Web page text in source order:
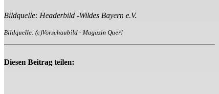
Bildquelle: Headerbild -Wildes Bayern e.V.
Bildquelle: (c)Vorschaubild - Magazin Quer!
Diesen Beitrag teilen: